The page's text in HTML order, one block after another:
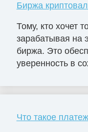
Биржа
Тому, кто хочет
зарабатывая на
биржа. Это
уверенность в
Что такое